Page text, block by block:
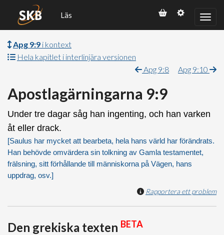
Läs
Apg 9:9 i kontext
Hela kapitlet i interlinjära versionen
Apg 9:8
Apg 9:10
Apostlagärningarna 9:9
Under tre dagar såg han ingenting, och han varken
åt eller drack.
[Saulus har mycket att bearbeta, hela hans värld har förändrats.
Han behövde omvärdera sin tolkning av Gamla testamentet,
frälsning, sitt förhållande till människorna på Vägen, hans
uppdrag, osv.]
Rapportera ett problem
Den grekiska texten BETA